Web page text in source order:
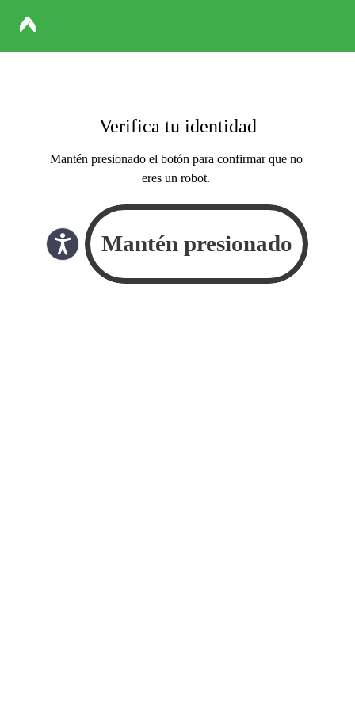
Verifica tu identidad
Mantén presionado el botón para confirmar que no
eres un robot.